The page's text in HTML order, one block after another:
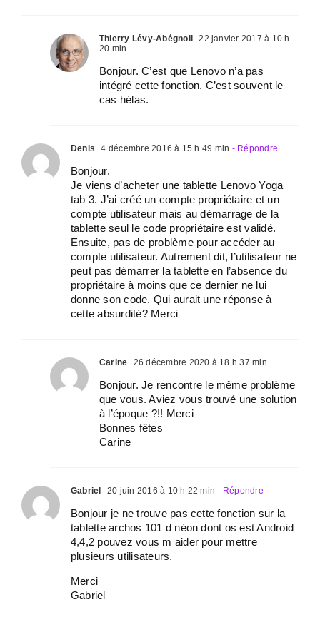
Thierry Lévy-Abégnoli 22 janvier 2017 à 10 h
20 min
Bonjour. C’est que Lenovo n’a pas
intégré cette fonction. C’est souvent le
cas hélas.
Denis 4 décembre 2016 à 15 h 49 min - Répondre
Bonjour.
Je viens d’acheter une tablette Lenovo Yoga
tab 3. J’ai créé un compte propriétaire et un
compte utilisateur mais au démarrage de la
tablette seul le code propriétaire est validé.
Ensuite, pas de problème pour accéder au
compte utilisateur. Autrement dit, l’utilisateur ne
peut pas démarrer la tablette en l’absence du
propriétaire à moins que ce dernier ne lui
donne son code. Qui aurait une réponse à
cette absurdité? Merci
Carine 26 décembre 2020 à 18 h 37 min
Bonjour. Je rencontre le même problème
que vous. Aviez vous trouvé une solution
à l’époque ?!! Merci
Bonnes fêtes
Carine
Gabriel 20 juin 2016 à 10 h 22 min - Répondre
Bonjour je ne trouve pas cette fonction sur la
tablette archos 101 d néon dont os est Android
4,4,2 pouvez vous m aider pour mettre
plusieurs utilisateurs.
Merci
Gabriel